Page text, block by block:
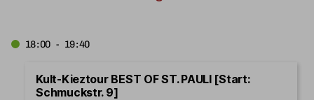
18:00 - 19:40
Kult-Kieztour BEST OF ST. PAULI [Start:
Schmuckstr. 9]